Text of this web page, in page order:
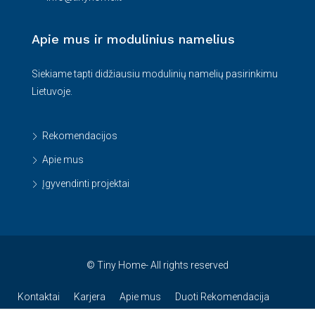
Apie mus ir modulinius namelius
Siekiame tapti didžiausiu modulinių namelių pasirinkimu
Lietuvoje.
Rekomendacijos
Apie mus
Įgyvendinti projektai
© Tiny Home- All rights reserved
Kontaktai Karjera Apie mus
Duoti Rekomendacija